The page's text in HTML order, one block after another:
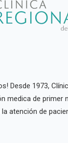
Desde 1973,
medica de primer
atención de